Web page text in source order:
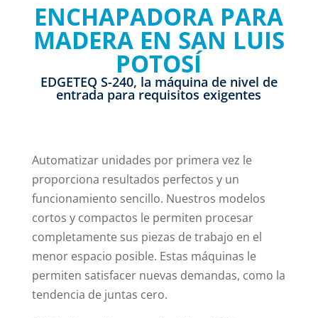
ENCHAPADORA PARA
MADERA EN SAN LUIS
POTOSÍ
EDGETEQ S-240, la máquina de nivel de
entrada para requisitos exigentes
Automatizar unidades por primera vez le
proporciona resultados perfectos y un
funcionamiento sencillo. Nuestros modelos
cortos y compactos le permiten procesar
completamente sus piezas de trabajo en el
menor espacio posible. Estas máquinas le
permiten satisfacer nuevas demandas, como la
tendencia de juntas cero.